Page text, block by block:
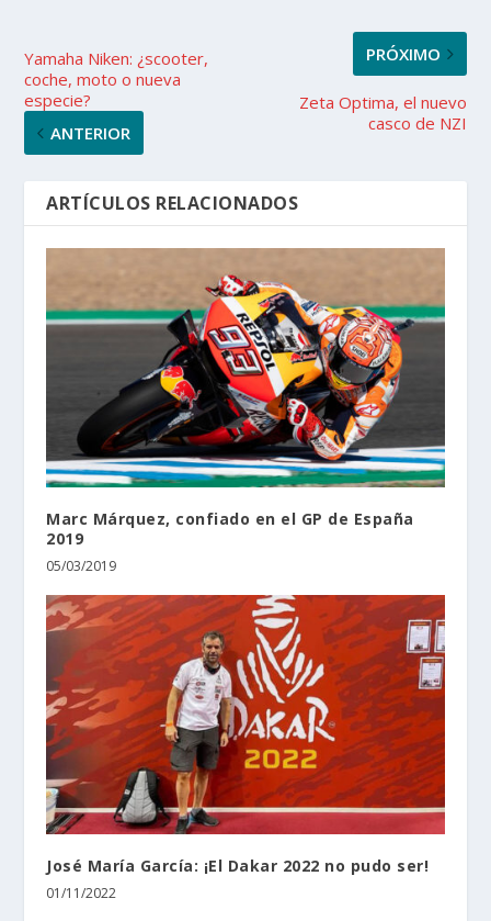
Yamaha Niken: ¿scooter,
coche, moto o nueva
especie?
ANTERIOR
PRÓXIMO
Zeta Optima, el nuevo
casco de NZI
ARTÍCULOS RELACIONADOS
Marc Márquez, confiado en el GP de España
2019
05/03/2019
José María García: ¡El Dakar 2022 no pudo ser!
01/11/2022